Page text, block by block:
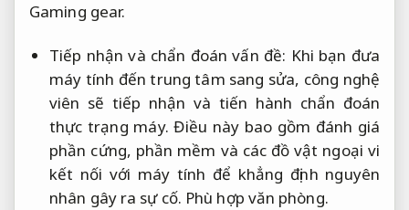
Gaming gear.
Tiếp nhận và chẩn đoán vấn đề: Khi bạn đưa
máy tính đến trung tâm sang sửa, công nghệ
viên sẽ tiếp nhận và tiến hành chẩn đoán
thực trạng máy. Điều này bao gồm đánh giá
phần cứng, phần mềm và các đồ vật ngoại vi
kết nối với máy tính để khẳng định nguyên
nhân gây ra sự cố. Phù hợp văn phòng.